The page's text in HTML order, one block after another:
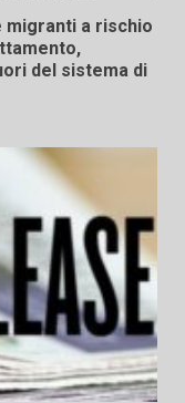
migranti a rischio
del sistema di